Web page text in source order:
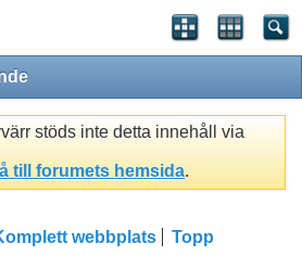
stöds inte detta innehåll via
till forumets hemsida.
webbplats Topp